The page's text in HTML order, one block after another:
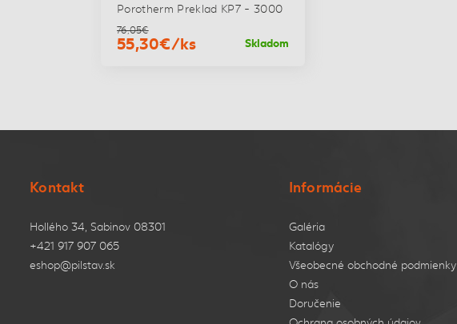
Porotherm Preklad KP7 - 3000
76,05€
55,30€/ks Skladom
Kontakt
Hollého 34, Sabinov 08301
+421 917 907 065
eshop@pilstav.sk
Informácie
Galéria
Katalógy
Všeobecné obchodné podmienky
O nás
Doručenie